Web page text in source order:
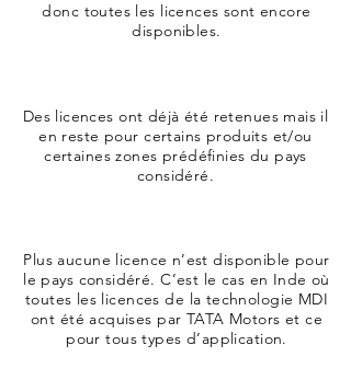
donc toutes les licences sont encore
disponibles.
Des licences ont déjà été retenues mais il
en reste pour certains produits et/ou
certaines zones prédéfinies du pays
considéré.
Plus aucune licence n’est disponible pour
le pays considéré. C’est le cas en Inde où
toutes les licences de la technologie MDI
ont été acquises par TATA Motors et ce
pour tous types d’application.